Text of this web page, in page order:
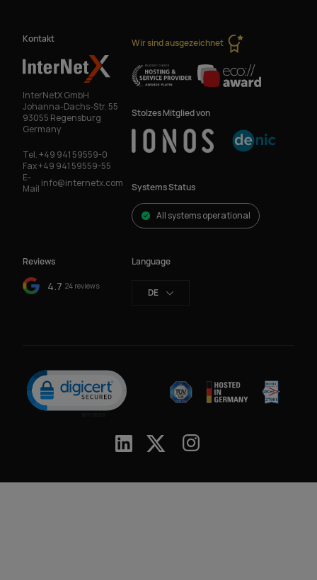
Kontakt
InterNetX GmbH
Johanna-Dachs-Str. 55
93055 Regensburg
Germany
Tel.+49 941 59559-0
Fax+49 941 59559-55
E-
Mail info@internetx.com
Wir sind ausgezeichnet
Stolzes Mitglied von
Reviews
4.7 24 reviews
Systems Status
All systems operational
Language
DE
Click to open certificate verification popup